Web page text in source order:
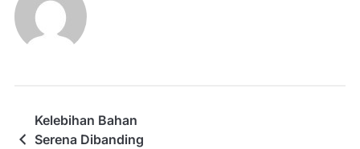
Kelebihan Bahan
Serena Dibanding